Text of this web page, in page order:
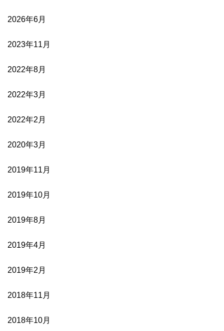
2026年6月
2023年11月
2022年8月
2022年3月
2022年2月
2020年3月
2019年11月
2019年10月
2019年8月
2019年4月
2019年2月
2018年11月
2018年10月